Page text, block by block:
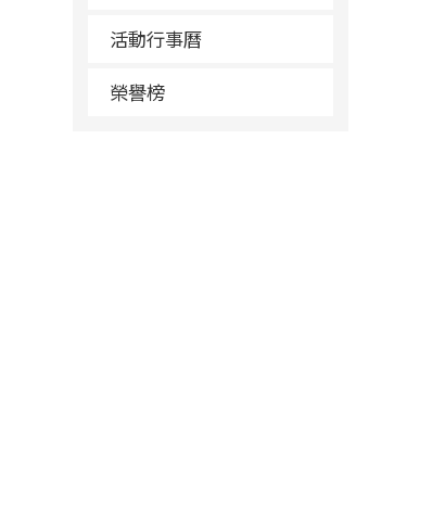
活動行事曆
榮譽榜